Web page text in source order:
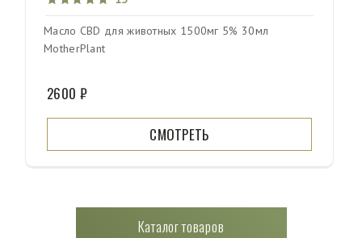
Масло CBD для животных 1500мг 5% 30мл
MotherPlant
2600 ₽
СМОТРЕТЬ
Каталог товаров